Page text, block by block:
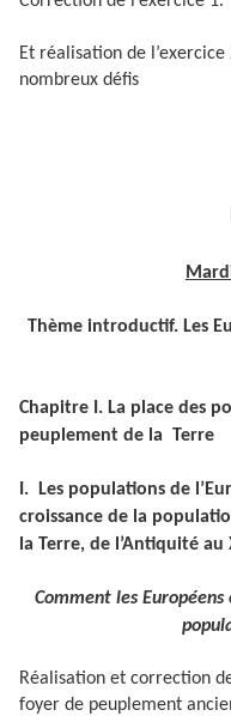
Et réalisation de
nombreux défis
Thème introductif. Les
Chapitre I. La place des
peuplement de la Terre
I. Les populations de
croissance de la
la Terre, de l’Antiquité au
Comment les
Réalisation et correction
foyer de peuplement